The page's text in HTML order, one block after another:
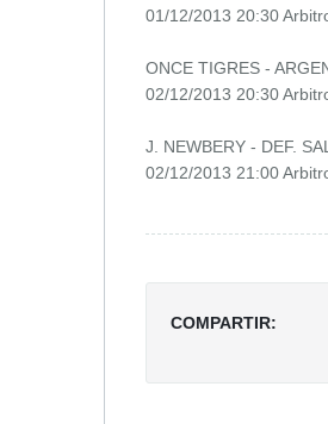
01/12/2013 20:30
ONCE TIGRES -
02/12/2013 20:30
J. NEWBERY - DEF.
02/12/2013 21:00
COMPARTIR: